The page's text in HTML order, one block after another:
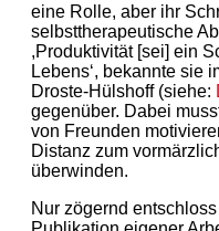
eine Rolle, aber ihr
selbsttherapeutische
,Produktivität [sei] ein
Lebens‘, bekannte sie
Droste-Hülshoff (siehe:
gegenüber. Dabei
von Freunden
Distanz zum
überwinden.
Nur zögernd